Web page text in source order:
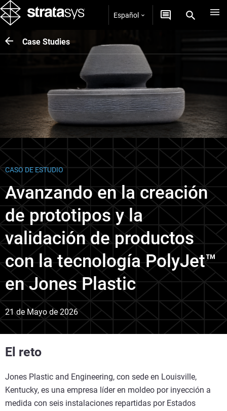
Español
Case Studies
CASO DE ESTUDIO
Avanzando en la creación
de prototipos y la
validación de productos
con la tecnología PolyJet™
en Jones Plastic
21 de Mayo de 2026
El reto
Jones Plastic and Engineering, con sede en Louisville,
Kentucky, es una empresa líder en moldeo por inyección a
medida con seis instalaciones repartidas por Estados